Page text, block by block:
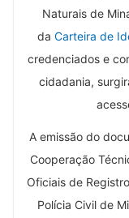
Naturais de
da Carteira de
credenciados e
cidadania,
A emissão do
Cooperação
Oficiais de
Polícia Civil de